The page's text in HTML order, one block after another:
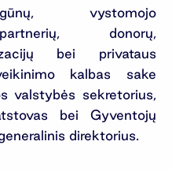
vystomojo
donorų,
bei privataus
kalbas sake
valstybės sekretorius,
bei Gyventojų
direktorius.